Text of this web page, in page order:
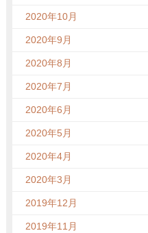
2020年10月
2020年9月
2020年8月
2020年7月
2020年6月
2020年5月
2020年4月
2020年3月
2019年12月
2019年11月